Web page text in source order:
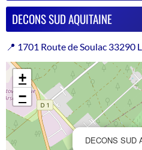
DECONS SUD AQUITAINE
📍 1701 Route de Soulac 33290
DECONS SUD
+
−